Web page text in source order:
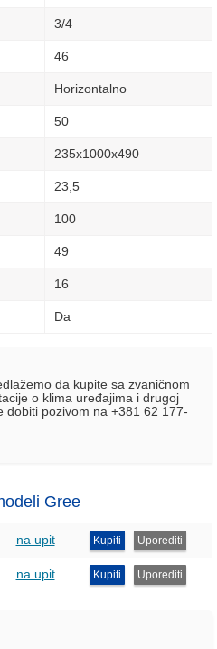
3/4
46
Horizontalno
50
235х1000х490
23,5
100
49
16
Da
da kupite sa zvaničnom
o klima uređajima i drugoj
dobiti pozivom na +381 62 177-
Gree
na upit Kupiti Uporediti
na upit Kupiti Uporediti